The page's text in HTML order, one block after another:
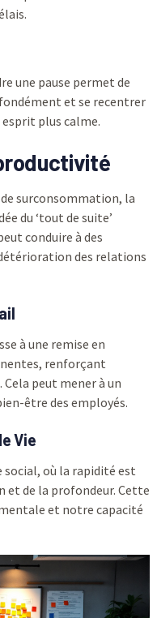
une pause permet de
et se recentrer
plus calme.
surconsommation, la
du ‘tout de suite’
conduire à des
des relations
à une remise en
renforçant
peut mener à un
être des employés.
Vie
social, où la rapidité est
de la profondeur. Cette
et notre capacité